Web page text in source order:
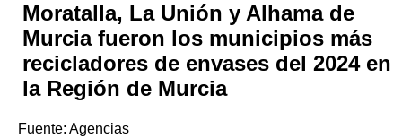
Moratalla, La Unión y Alhama de
Murcia fueron los municipios más
recicladores de envases del 2024 en
la Región de Murcia
Fuente: Agencias